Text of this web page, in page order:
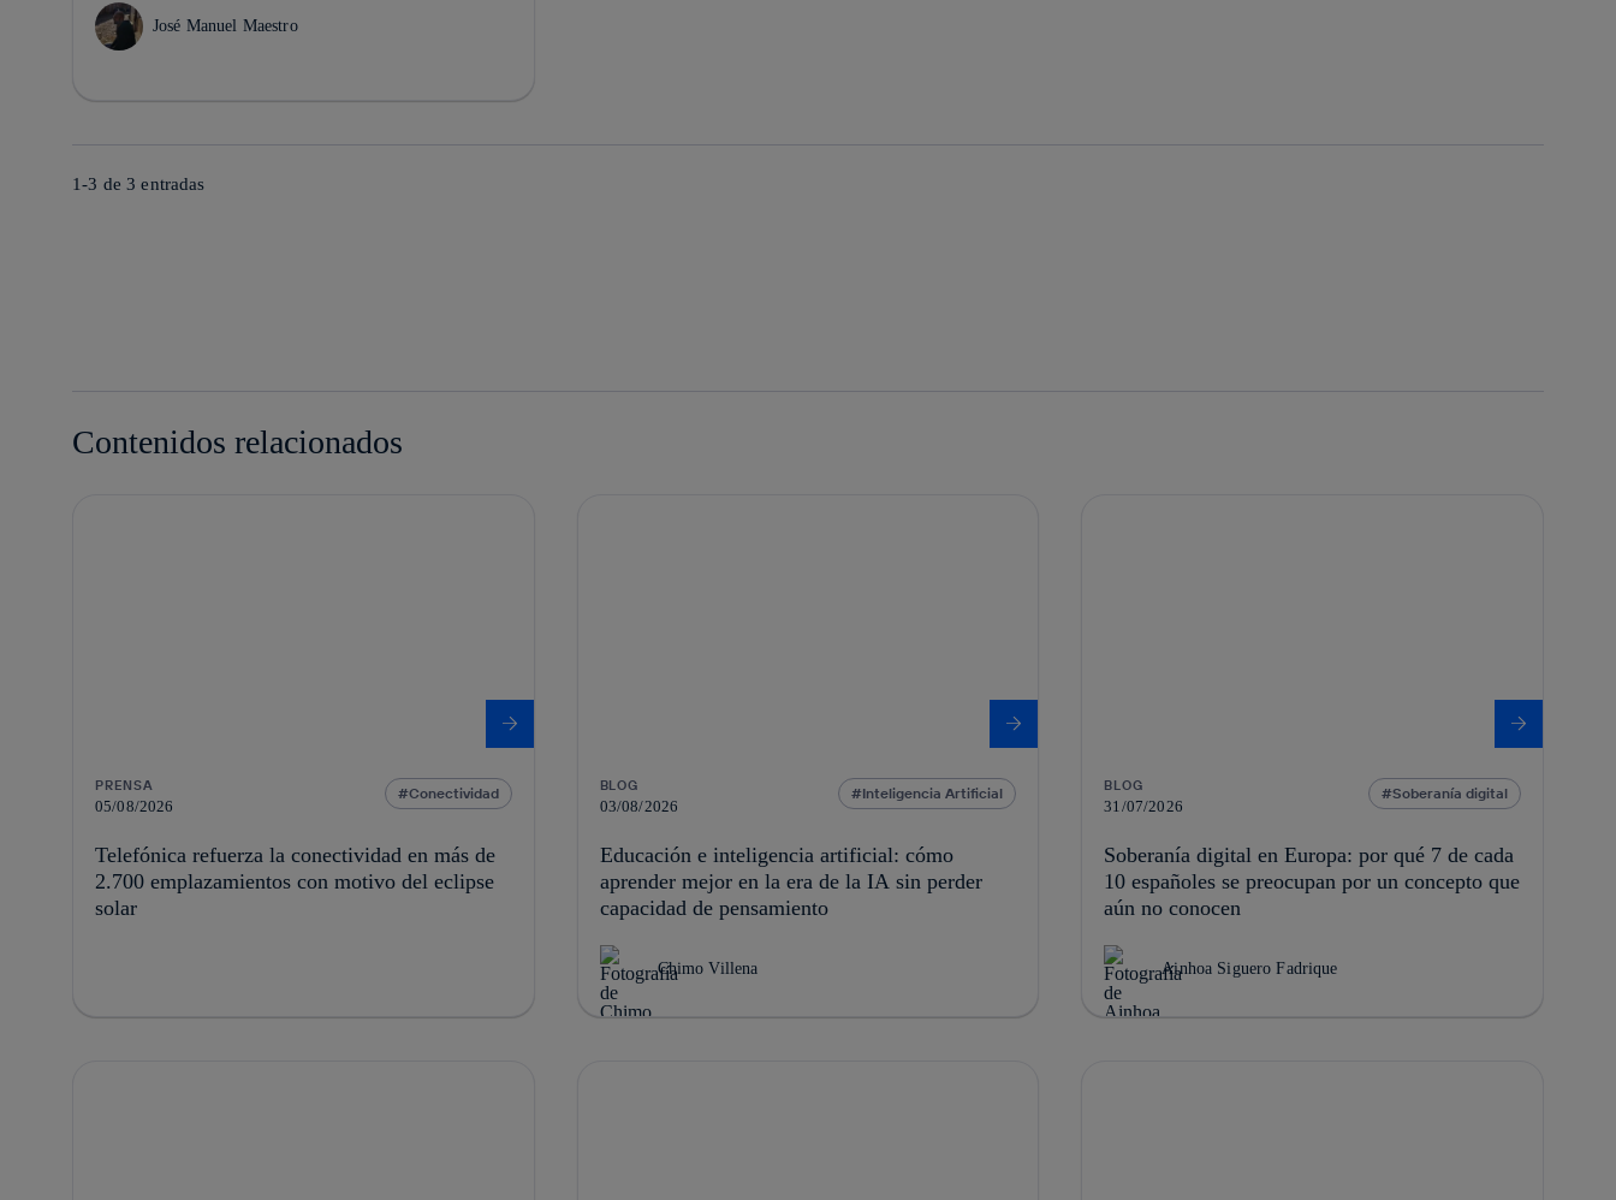
José Manuel Maestro
1-3 de3 entradas
Contenidos relacionados
PRENSA
05/08/2026
Conectividad
Telefónica refuerza la conectividad en más de
2.700 emplazamientos con motivo del eclipse
solar
BLOG
03/08/2026
Inteligencia Artificial
Educación e inteligencia artificial: cómo
aprender mejor en la era de la IA sin perder
capacidad de pensamiento
Chimo Villena
BLOG
31/07/2026
Soberanía digital
Soberanía digital en Europa: por qué 7 de cada
10 españoles se preocupan por un concepto que
aún no conocen
Ainhoa Siguero Fadrique